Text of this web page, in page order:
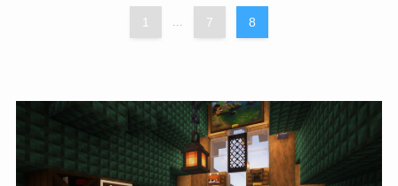
1 ... 7 8